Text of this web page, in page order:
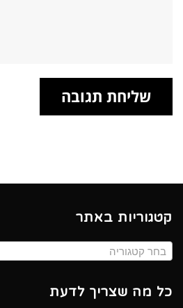
קטגוריות באתר
בחר קטגוריה
כל מה שצריך לדעת